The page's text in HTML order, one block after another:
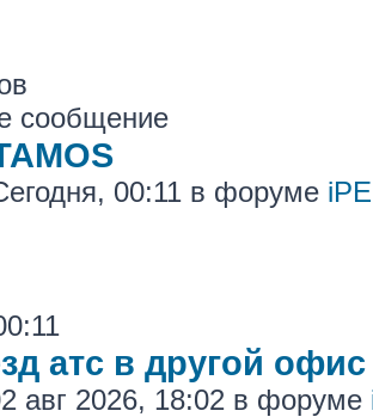
сообщение
00:11 в форуме
атс в другой
авг 2026, 18:02 в форуме